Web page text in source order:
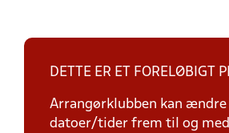
DETTE ER ET FORELØBIGT
Arrangørklubben kan ændre
datoer/tider frem til og med